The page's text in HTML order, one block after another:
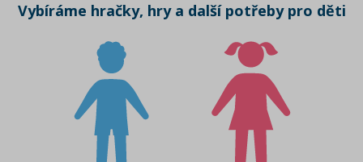
Vybíráme hračky, hry a další potřeby pro děti